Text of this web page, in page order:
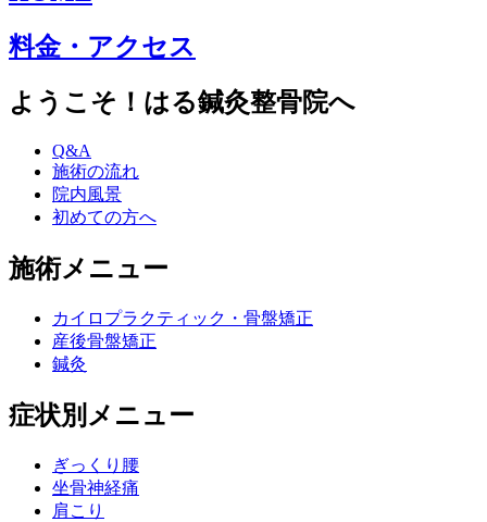
料金・アクセス
ようこそ！はる鍼灸整骨院へ
Q&A
施術の流れ
院内風景
初めての方へ
施術メニュー
カイロプラクティック・骨盤矯正
産後骨盤矯正
鍼灸
症状別メニュー
ぎっくり腰
坐骨神経痛
肩こり